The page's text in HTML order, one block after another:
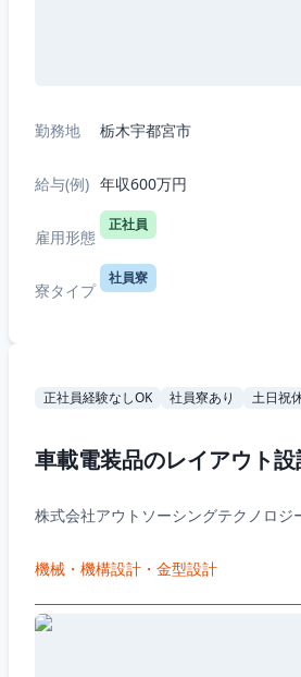
勤務地 栃木宇都宮市
給与(例) 年収600万円
雇用形態
正社員
寮タイプ
社員寮
正社員経験なしOK 社員寮あり 土日祝
車載電装品のレイアウト設
株式会社アウトソーシングテクノロジ
機械・機構設計・金型設計